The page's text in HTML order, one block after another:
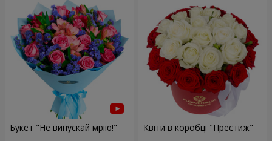
Букет "Не випускай мрію!" Квіти в коробці "Престиж"